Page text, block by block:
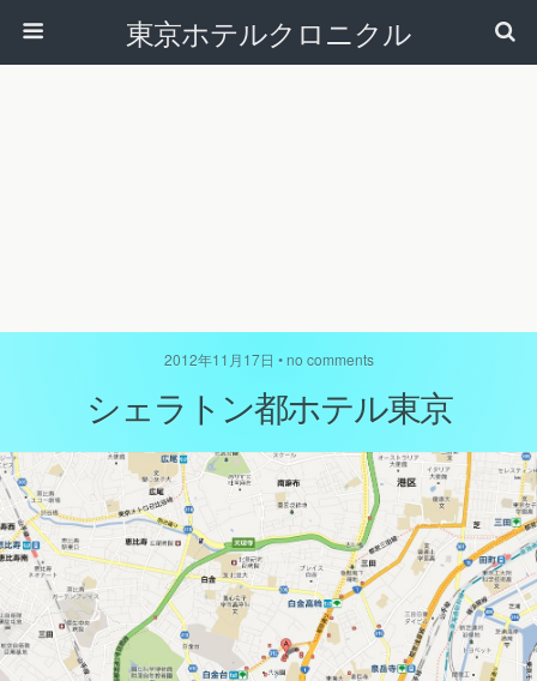
東京ホテルクロニクル
2012年11月17日 • no comments
シェラトン都ホテル東京